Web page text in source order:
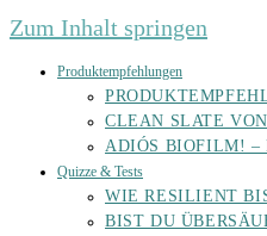
Zum Inhalt springen
Produktempfehlungen
CLEAN SLATE
ADIÓS BIOFILM! –
Quizze & Tests
WIE RESILIENT
BIST DU